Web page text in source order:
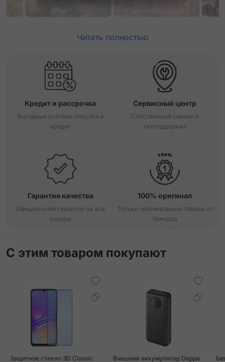
Читать полностью
Кредит и рассрочка
Выгодные условия покупки в
кредит
Сервисный центр
Собственный сервис и
техподдержка
Гарантия качества
Официальная гарантия на все
товары
100% оригинал
Только оригинальные товары от
брендов
С этим товаром покупают
Защитное стекло 3D Classic
Внешний аккумулятор Deppa